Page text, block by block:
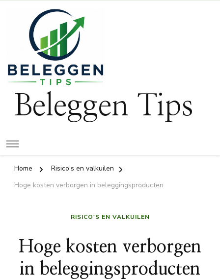
Beleggen Tips
Home
Risico's en valkuilen
Hoge kosten verborgen in beleggingsproducten
RISICO'S EN VALKUILEN
Hoge kosten verborgen
in beleggingsproducten